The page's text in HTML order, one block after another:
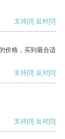
支持[0] 反对[0]
价格，买到最合适
支持[0] 反对[0]
支持[0] 反对[0]